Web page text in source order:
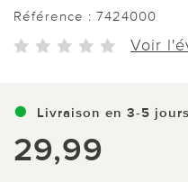
Référence : 7424000
Voir
Livraison en 3-5
29,99